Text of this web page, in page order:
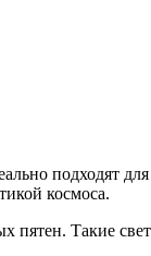
подходят для
космоса.
пятен. Такие